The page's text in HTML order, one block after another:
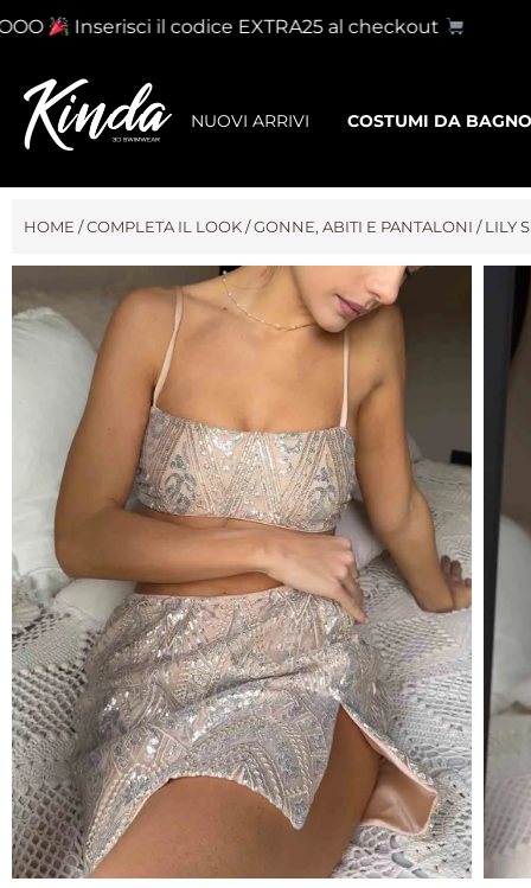
Inserisci il codice EXTRA25 al checkout
NUOVI ARRIVI COSTUMI DA BAGNO
HOME /COMPLETA IL LOOK/GONNE, ABITI E PANTALONI / LILY